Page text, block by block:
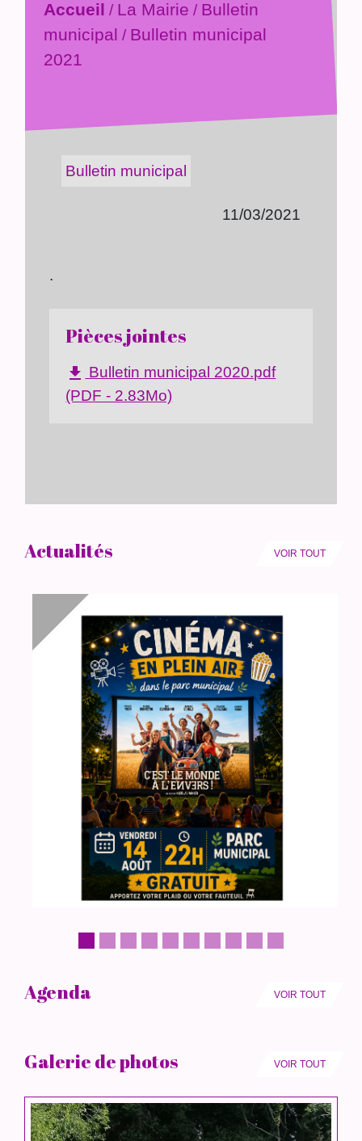
Accueil / La Mairie / Bulletin
municipal / Bulletin municipal
2021
Bulletin municipal
11/03/2021
.
Pièces jointes
file_download Bulletin municipal 2020.pdf
(PDF - 2.83Mo)
Actualités VOIR TOUT
Agenda VOIR TOUT
Galerie de photos VOIR TOUT